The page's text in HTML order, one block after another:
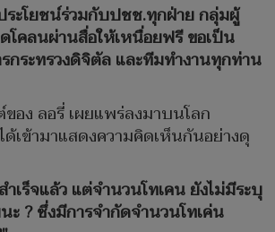
ะโยชน์ร่วมกับปชช.ทุกฝ่าย กลุ่มผู้
โคลนผ่านสื่อให้เหนื่อยฟรี ขอเป็น
กระทรวงดิจิตัล และทีมทำงานทุกท่าน
อง ลอรี่ เผยแพร่ลงมาบนโลก
ด้เข้ามาแสดงความคิดเห็นกันอย่างดุ
เร็จแล้ว แต่จำนวนโทเคน ยังไม่มีระบุ
ะ ? ซึ่งมีการจำกัดจำนวนโทเค่น